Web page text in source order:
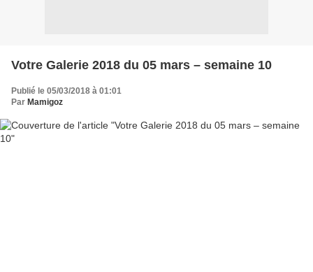
Votre Galerie 2018 du 05 mars – semaine 10
Publié le 05/03/2018 à 01:01
Par Mamigoz